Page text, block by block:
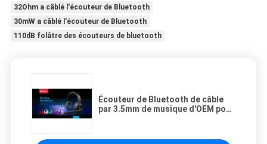
32Ohm a câblé l'écouteur de Bluetooth
30mW a câblé l'écouteur de Bluetooth
110dB folâtre des écouteurs de bluetooth
Écouteur de Bluetooth de câble
par 3.5mm de musique d'OEM pour